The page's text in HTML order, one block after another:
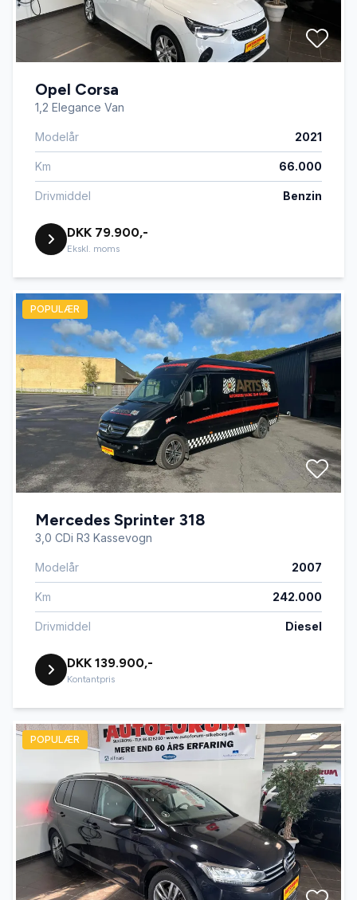
Opel Corsa
1,2 Elegance Van
Modelår 2021
Km 66.000
Drivmiddel Benzin
DKK 79.900,-
Ekskl. moms
POPULÆR
Mercedes Sprinter 318
3,0 CDi R3 Kassevogn
Modelår 2007
Km 242.000
Drivmiddel Diesel
DKK 139.900,-
Kontantpris
POPULÆR